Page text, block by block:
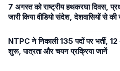
7 अगस्त को राष्ट्रीय हथकरघा दिवस,
जारी किया वीडियो संदेश, देशवासियों से
NTPC ने निकाली 135 पदों पर भर्ती,
शुरू, पात्रता और चयन प्रक्रिया जानें